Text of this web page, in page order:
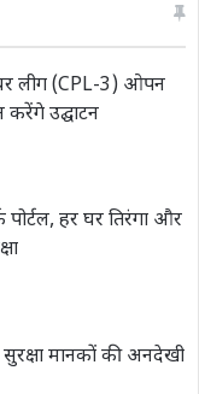
लीग (CPL-3) ओपन
करेंगे उद्घाटन
हर घर तिरंगा और
मानकों की अनदेखी